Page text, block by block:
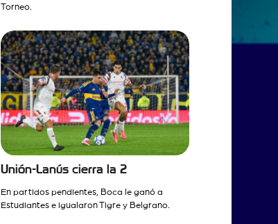
Torneo.
Unión-Lanús cierra la 2
En partidos pendientes, Boca le ganó a
Estudiantes e igualaron Tigre y Belgrano.